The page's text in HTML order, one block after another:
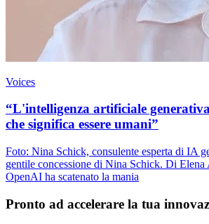
Voices
“L'intelligenza artificiale
che significa essere umani”
Foto: Nina Schick, consulente esperta di IA
gentile concessione di Nina Schick. Di Elena
OpenAI ha scatenato la mania
Pronto ad accelerare la tua